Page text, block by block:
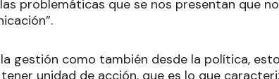
problemáticas que se nos presentan que
gestión como también desde la política,
unidad de acción, que es lo que